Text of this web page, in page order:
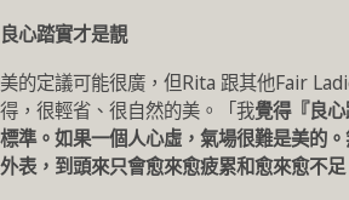
良心踏實才是靚
美的定議可能很廣，但Rita 跟其他Fair
得，很輕省、很自然的美。「我覺得『良
標準。如果一個人心虛，氣場很難是美的
外表，到頭來只會愈來愈疲累和愈來愈不足